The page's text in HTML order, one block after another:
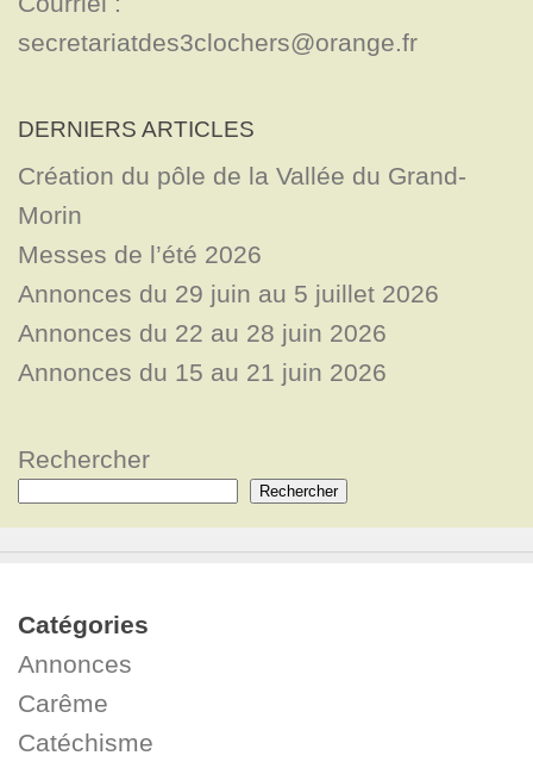
secretariatdes3clochers@orange.fr
DERNIERS ARTICLES
Création du pôle de la Vallée du Grand-
Morin
Messes de l’été 2026
Annonces du 29 juin au 5 juillet 2026
Annonces du 22 au 28 juin 2026
Annonces du 15 au 21 juin 2026
Rechercher
Rechercher
Catégories
Annonces
Carême
Catéchisme